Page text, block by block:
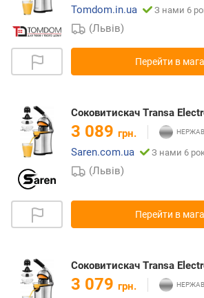
Tomdom.in.ua
З нами 6
(Львів)
Перейти в
Соковитискач Transa
3 089 грн.
Saren.com.ua
З нами 6
(Львів)
Перейти в
Соковитискач Transa
3 079 грн.